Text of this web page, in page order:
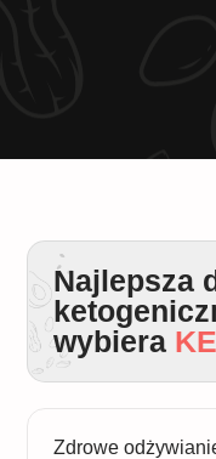
Najlepsza
wybiera
Zdrowe